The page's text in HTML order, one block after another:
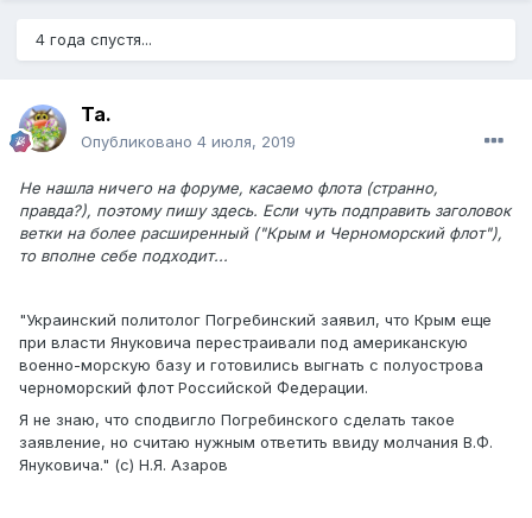
4 года спустя...
Ta.
Опубликовано 4 июля, 2019
Не нашла ничего на форуме, касаемо флота (странно,
правда?), поэтому пишу здесь. Если чуть подправить заголовок
ветки на более расширенный ("Крым и Черноморский флот"),
то вполне себе подходит...
"Украинский политолог Погребинский заявил, что Крым еще
при власти Януковича перестраивали под американскую
военно-морскую базу и готовились выгнать с полуострова
черноморский флот Российской Федерации.
Я не знаю, что сподвигло Погребинского сделать такое
заявление, но считаю нужным ответить ввиду молчания В.Ф.
Януковича." (с) Н.Я. Азаров